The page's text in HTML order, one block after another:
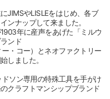
JIMSやLISLEをはじめ、各ブ
ンナップして来ました。
年に産声をあげた「ミルウ
ンド
・コー）とネオファクトリー
しました。
ソン専用の特殊工具を手がけ
クラフトマンシップブランド